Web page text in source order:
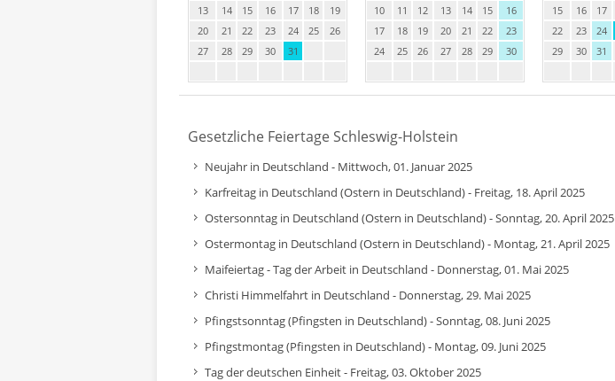
13
14 15 16 17 18
19
20
21 22 23 24 25
26
27
28 29 30 31
10
11 12 13 14 15
16
17
18 19 20 21 22
23
24
25 26 27 28 29 30
15
16 17
22
23 24
29
30 31
Gesetzliche Feiertage Schleswig-Holstein
Neujahr in Deutschland - Mittwoch, 01. Januar 2025
Karfreitag in Deutschland (Ostern in Deutschland) - Freitag, 18. April 2025
Ostersonntag in Deutschland (Ostern in Deutschland) - Sonntag, 20. April 2025
Ostermontag in Deutschland (Ostern in Deutschland) - Montag, 21. April 2025
Maifeiertag - Tag der Arbeit in Deutschland - Donnerstag, 01. Mai 2025
Christi Himmelfahrt in Deutschland - Donnerstag, 29. Mai 2025
Pfingstsonntag (Pfingsten in Deutschland) - Sonntag, 08. Juni 2025
Pfingstmontag (Pfingsten in Deutschland) - Montag, 09. Juni 2025
Tag der deutschen Einheit - Freitag, 03. Oktober 2025